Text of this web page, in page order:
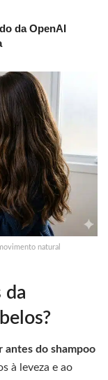
da OpenAI
natural
da
antes do shampoo
à leveza e ao